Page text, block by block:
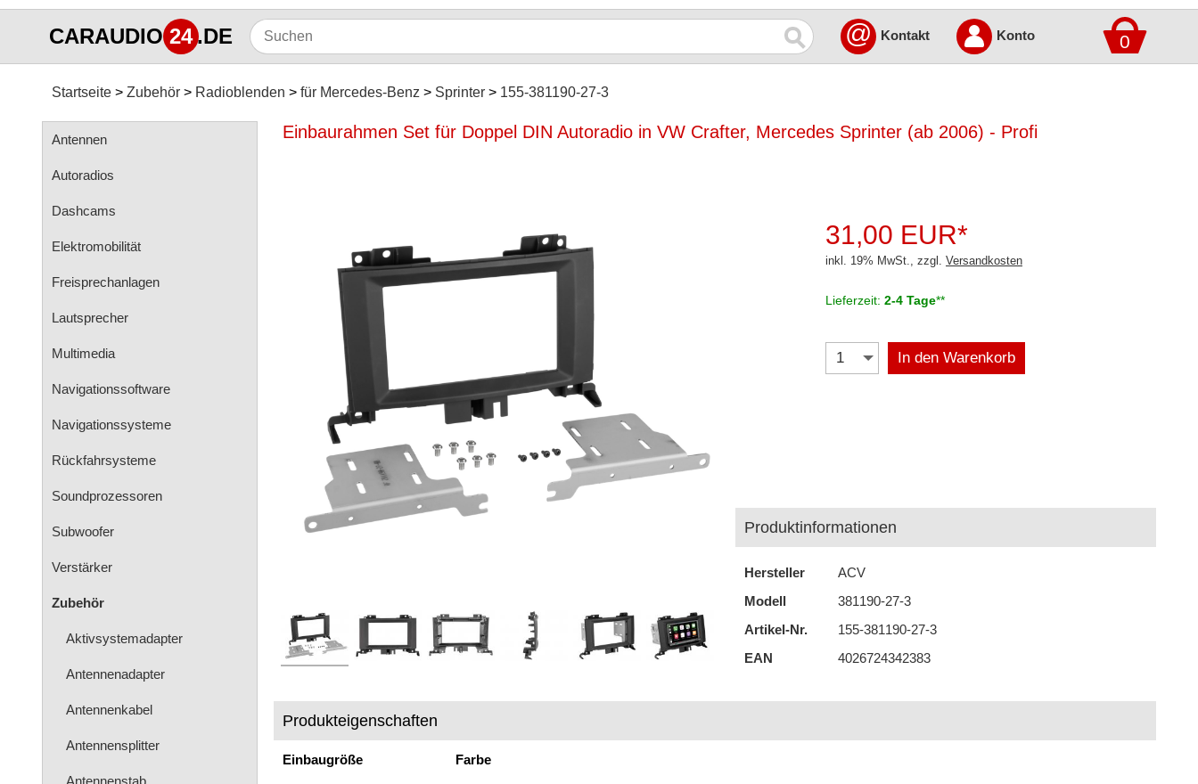
CARAUDIO 24.DE 0
@ Kontakt Konto
Startseite Zubehör Radioblenden für Mercedes-Benz Sprinter 155-381190-27-3
Antennen
Autoradios
Dashcams
Elektromobilität
Freisprechanlagen
Lautsprecher
Multimedia
Navigationssoftware
Navigationssysteme
Rückfahrsysteme
Soundprozessoren
Subwoofer
Verstärker
Zubehör
Aktivsystemadapter
Antennenadapter
Antennenkabel
Antennensplitter
Antennenstab
Einbaurahmen Set für Doppel DIN Autoradio in VW Crafter, Mercedes Sprinter (ab 2006) - Profi
31,00 EUR*
inkl. 19% MwSt., zzgl. Versandkosten
Lieferzeit: 2-4 Tage**
In den Warenkorb
Produktinformationen
Hersteller
ACV
Modell
381190-27-3
Artikel-Nr.
155-381190-27-3
EAN
4026724342383
Produkteigenschaften
Einbaugröße Farbe